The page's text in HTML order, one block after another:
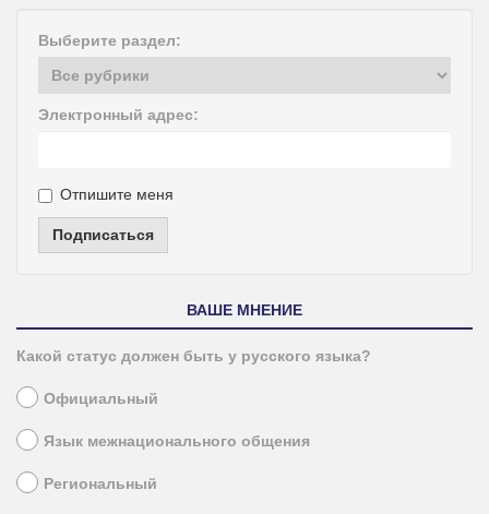
Выберите раздел:
Электронный адрес:
Отпишите меня
Подписаться
ВАШЕ МНЕНИЕ
Какой статус должен быть у русского языка?
Официальный
Язык межнационального общения
Региональный